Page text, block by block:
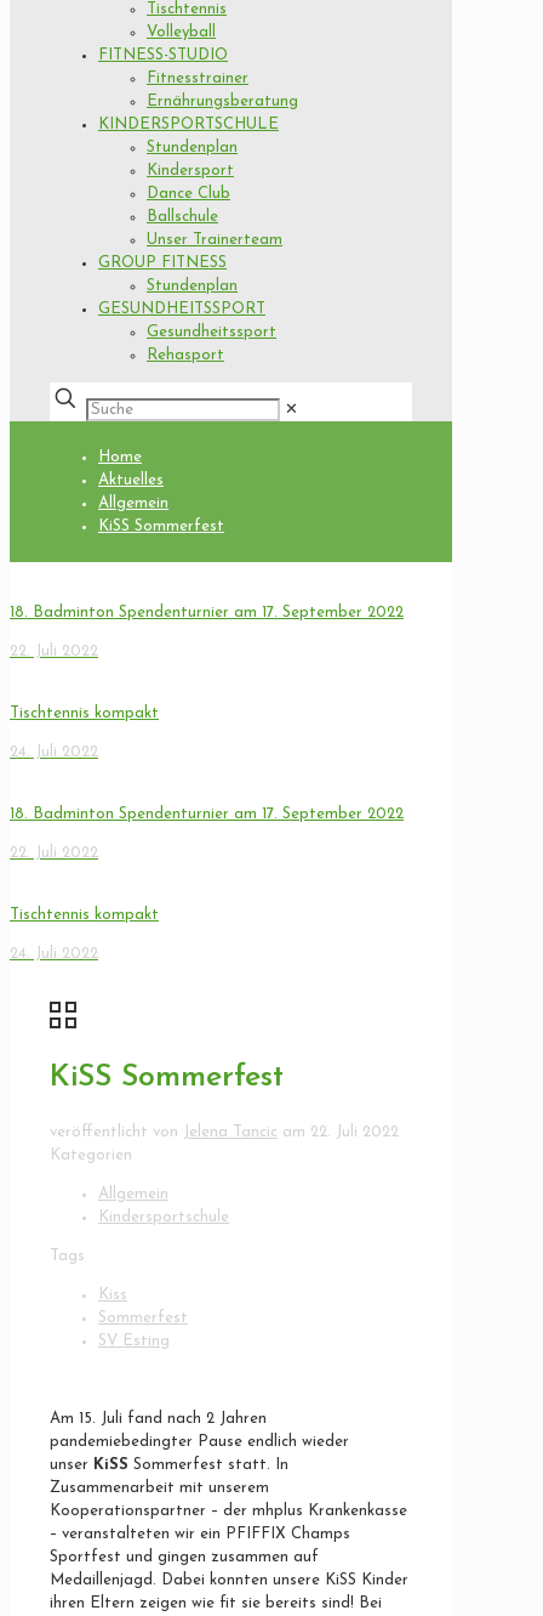
Tischtennis
Volleyball
FITNESS-STUDIO
Fitnesstrainer
Ernährungsberatung
KINDERSPORTSCHULE
Stundenplan
Kindersport
Dance Club
Ballschule
Unser Trainerteam
GROUP FITNESS
Stundenplan
GESUNDHEITSSPORT
Gesundheitssport
Rehasport
✕
Home
Aktuelles
Allgemein
KiSS Sommerfest
18. Badminton Spendenturnier am 17. September 2022
22. Juli 2022
Tischtennis kompakt
24. Juli 2022
18. Badminton Spendenturnier am 17. September 2022
22. Juli 2022
Tischtennis kompakt
24. Juli 2022
KiSS Sommerfest
veröffentlicht von Jelena Tancic am 22. Juli 2022
Kategorien
Allgemein
Kindersportschule
Tags
Kiss
Sommerfest
SV Esting
Am 15. Juli fand nach 2 Jahren
pandemiebedingter Pause endlich wieder
unser KiSS Sommerfest statt. In
Zusammenarbeit mit unserem
Kooperationspartner – der mhplus Krankenkasse
– veranstalteten wir ein PFIFFIX Champs
Sportfest und gingen zusammen auf
Medaillenjagd. Dabei konnten unsere KiSS Kinder
ihren Eltern zeigen wie fit sie bereits sind! Bei